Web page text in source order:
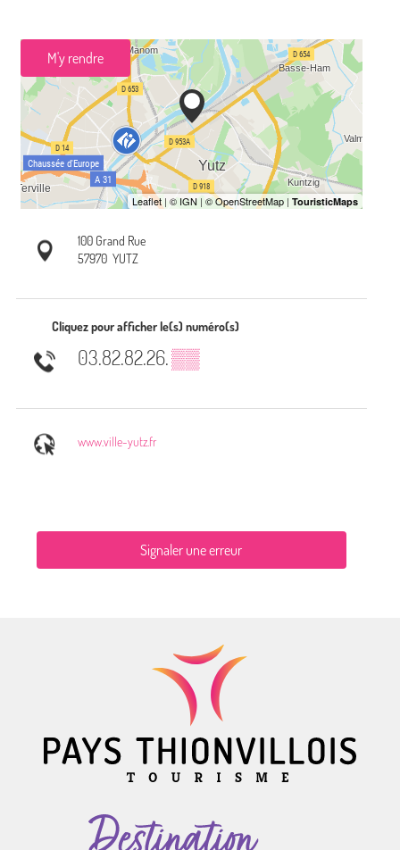
M'y rendre
100 Grand Rue
57970 YUTZ
Cliquez pour afficher le(s) numéro(s)
03.82.82.26.▒▒
www.ville-yutz.fr
Signaler une erreur